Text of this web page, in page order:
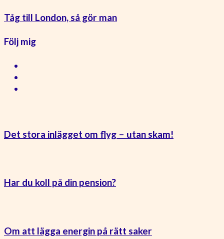
Tåg till London, så gör man
Följ mig
Det stora inlägget om flyg – utan skam!
Har du koll på din pension?
Om att lägga energin på rätt saker